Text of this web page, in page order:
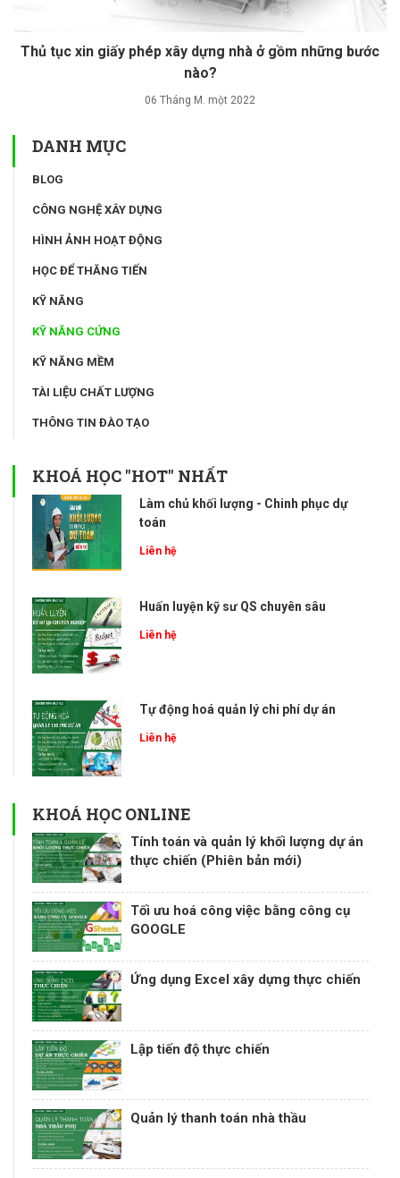
Thủ tục xin giấy phép xây dựng nhà ở gồm những bước
nào?
06 Tháng M. một 2022
DANH MỤC
BLOG
CÔNG NGHỆ XÂY DỰNG
HÌNH ẢNH HOẠT ĐỘNG
HỌC ĐỂ THĂNG TIẾN
KỸ NĂNG
KỸ NĂNG CỨNG
KỸ NĂNG MỀM
TÀI LIỆU CHẤT LƯỢNG
THÔNG TIN ĐÀO TẠO
KHOÁ HỌC "HOT" NHẤT
Làm chủ khối lượng - Chinh phục dự
toán
Liên hệ
Huấn luyện kỹ sư QS chuyên sâu
Liên hệ
Tự động hoá quản lý chi phí dự án
Liên hệ
KHOÁ HỌC ONLINE
Tính toán và quản lý khối lượng dự án
thực chiến (Phiên bản mới)
Tối ưu hoá công việc bằng công cụ
GOOGLE
Ứng dụng Excel xây dựng thực chiến
Lập tiến độ thực chiến
Quản lý thanh toán nhà thầu